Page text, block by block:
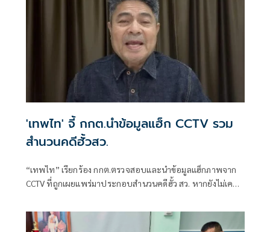
สมัครไม่พูดคุยหรือสร้างความรู้จักกับผู้อื่นเลย โอกาสได้รับ
'เทพไท' จี้ กกต.นำข้อมูลแฮ็ก CCTV รวม
สำนวนคดีฮั้วสว.
“เทพไท” เรียกร้อง กกต.ตรวจสอบและนำข้อมูลแฮ็กภาพจาก
CCTV ที่ถูกเผยแพร่มาประกอบสำนวนคดีฮั้ว สว. หากยังไม่เคย
การลงคะแนนตามโพย และควรเร่งสรุปสำนวนส่งศาลฎีกาแผนก
คดีเลือกตั้งโดยเร็ว